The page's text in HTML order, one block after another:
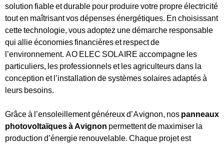
solution fiable et durable pour produire votre propre électricité
tout en maîtrisant vos dépenses énergétiques. En choisissant
cette technologie, vous adoptez une démarche responsable
qui allie économies financières et respect de
l’environnement. AO ELEC SOLAIRE accompagne les
particuliers, les professionnels et les agriculteurs dans la
conception et l’installation de systèmes solaires adaptés à
leurs besoins.
Grâce à l’ensoleillement généreux d’Avignon, nos panneaux
photovoltaïques à Avignon permettent de maximiser la
production d’énergie renouvelable. Chaque projet est